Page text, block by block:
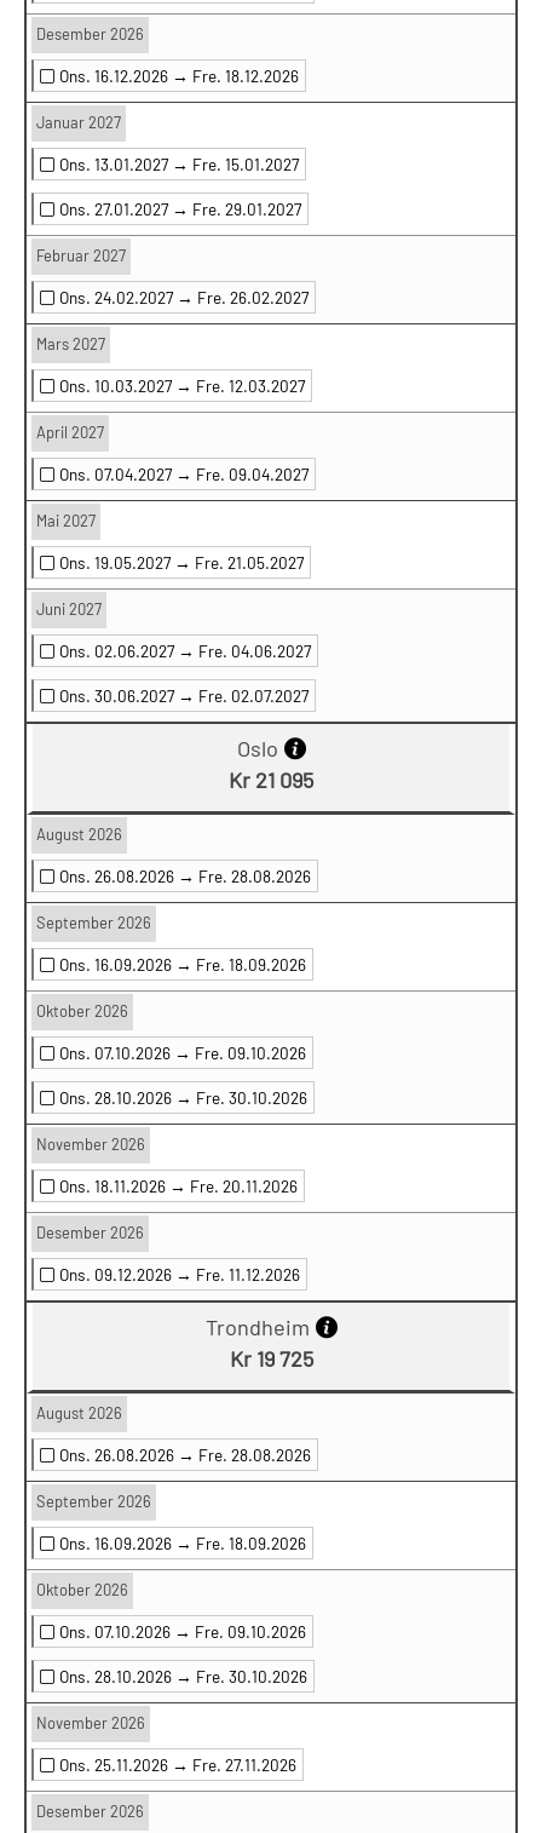
Desember 2026
Ons. 16.12.2026 → Fre. 18.12.2026
Januar 2027
Ons. 13.01.2027 → Fre. 15.01.2027
Ons. 27.01.2027 → Fre. 29.01.2027
Februar 2027
Ons. 24.02.2027 → Fre. 26.02.2027
Mars 2027
Ons. 10.03.2027 → Fre. 12.03.2027
April 2027
Ons. 07.04.2027 → Fre. 09.04.2027
Mai 2027
Ons. 19.05.2027 → Fre. 21.05.2027
Juni 2027
Ons. 02.06.2027 → Fre. 04.06.2027
Ons. 30.06.2027 → Fre. 02.07.2027
Oslo
Kr 21 095
August 2026
Ons. 26.08.2026 → Fre. 28.08.2026
September 2026
Ons. 16.09.2026 → Fre. 18.09.2026
Oktober 2026
Ons. 07.10.2026 → Fre. 09.10.2026
Ons. 28.10.2026 → Fre. 30.10.2026
November 2026
Ons. 18.11.2026 → Fre. 20.11.2026
Desember 2026
Ons. 09.12.2026 → Fre. 11.12.2026
Trondheim
Kr 19 725
August 2026
Ons. 26.08.2026 → Fre. 28.08.2026
September 2026
Ons. 16.09.2026 → Fre. 18.09.2026
Oktober 2026
Ons. 07.10.2026 → Fre. 09.10.2026
Ons. 28.10.2026 → Fre. 30.10.2026
November 2026
Ons. 25.11.2026 → Fre. 27.11.2026
Desember 2026